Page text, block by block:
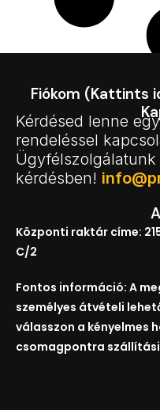
Központi raktár címe:
C/2
Fontos információ: A
személyes átvételi
válasszon a kényelmes
csomagpontra
Fiókom (Kattints
Kérdésed lenne
rendeléssel
kérdésben!